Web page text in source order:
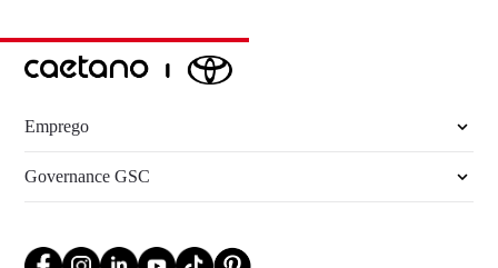
Emprego
Governance GSC